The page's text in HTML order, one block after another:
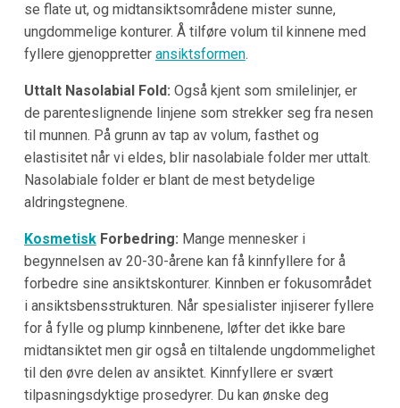
se flate ut, og midtansiktsområdene mister sunne,
ungdommelige konturer. Å tilføre volum til kinnene med
fyllere gjenoppretter ansiktsformen.
Uttalt Nasolabial Fold: Også kjent som smilelinjer, er
de parenteslignende linjene som strekker seg fra nesen
til munnen. På grunn av tap av volum, fasthet og
elastisitet når vi eldes, blir nasolabiale folder mer uttalt.
Nasolabiale folder er blant de mest betydelige
aldringstegnene.
KosmetiskForbedring: Mange mennesker i
begynnelsen av 20-30-årene kan få kinnfyllere for å
forbedre sine ansiktskonturer. Kinnben er fokusområdet
i ansiktsbensstrukturen. Når spesialister injiserer fyllere
for å fylle og plump kinnbenene, løfter det ikke bare
midtansiktet men gir også en tiltalende ungdommelighet
til den øvre delen av ansiktet. Kinnfyllere er svært
tilpasningsdyktige prosedyrer. Du kan ønske deg